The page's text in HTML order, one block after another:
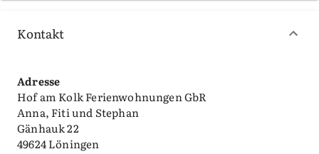
Kontakt
Adresse
Hof am Kolk Ferienwohnungen GbR
Anna, Fiti und Stephan
Gänhauk 22
49624 Löningen